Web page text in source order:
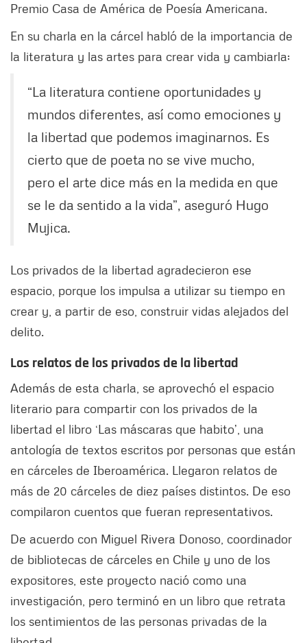
Premio Casa de América de Poesía Americana.
En su charla en la cárcel habló de la importancia de
la literatura y las artes para crear vida y cambiarla:
“La literatura contiene oportunidades y
mundos diferentes, así como emociones y
la libertad que podemos imaginarnos. Es
cierto que de poeta no se vive mucho,
pero el arte dice más en la medida en que
se le da sentido a la vida”, aseguró Hugo
Mujica.
Los privados de la libertad agradecieron ese
espacio, porque los impulsa a utilizar su tiempo en
crear y, a partir de eso, construir vidas alejados del
delito.
Los relatos de los privados de la libertad
Además de esta charla, se aprovechó el espacio
literario para compartir con los privados de la
libertad el libro ‘Las máscaras que habito’, una
antología de textos escritos por personas que están
en cárceles de Iberoamérica. Llegaron relatos de
más de 20 cárceles de diez países distintos. De eso
compilaron cuentos que fueran representativos.
De acuerdo con Miguel Rivera Donoso, coordinador
de bibliotecas de cárceles en Chile y uno de los
expositores, este proyecto nació como una
investigación, pero terminó en un libro que retrata
los sentimientos de las personas privadas de la